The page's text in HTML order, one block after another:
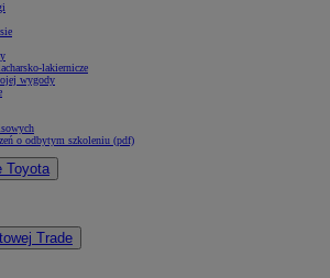
lakiernicze
wygody
o odbytym szkoleniu (pdf)
Toyota
Trade